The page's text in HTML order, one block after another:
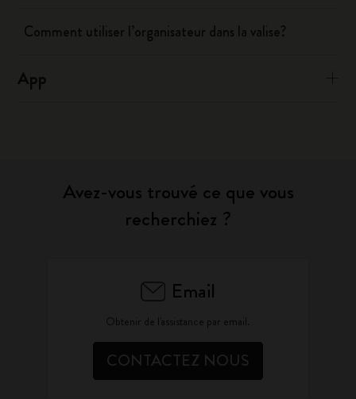
Comment utiliser l’organisateur dans la valise?
App
Avez-vous trouvé ce que vous
recherchiez ?
Email
Obtenir de l'assistance par email.
CONTACTEZ NOUS